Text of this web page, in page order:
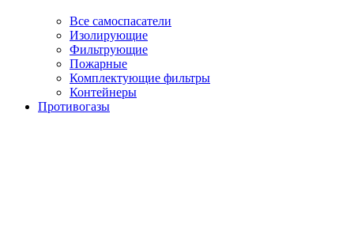
Все самоспасатели
Изолирующие
Фильтрующие
Пожарные
Комплектующие фильтры
Контейнеры
Противогазы